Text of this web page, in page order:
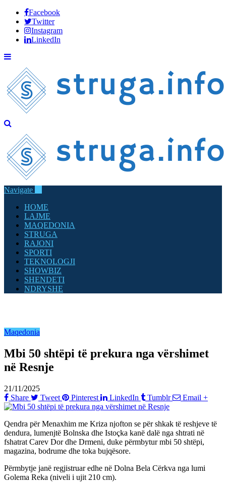
Facebook
Twitter
Instagram
LinkedIn
Navigate
HOME
LAJME
MAQEDONIA
STRUGA
RAJONI
SPORTI
TEKNOLOGJI
SHOWBIZ
SHENDETI
NDRYSHE
Maqedonia
Mbi 50 shtëpi të prekura nga vërshimet
në Resnje
21/11/2025
Share
Tweet Pinterest LinkedIn Tumblr Email +
Qendra për Menaxhim me Kriza njofton se për shkak të reshjeve të
dendura, lumenjtë Bolnska dhe Istoçka kanë dalë nga shtrati në
fshatrat Carev Dor dhe Drmeni, duke përmbytur mbi 50 shtëpi,
magazina, bodrume dhe toka bujqësore.
Përmbytje janë regjistruar edhe në Dolna Bela Cërkva nga lumi
Golema Reka (niveli i ujit 210 cm).